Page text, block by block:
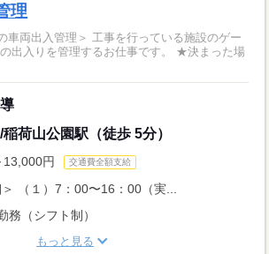
理
車両出入管理＞ 工事を行っている施設のゲー
りを管理するお仕事です。 ★決まった場
荷山公園駅（徒歩 5分）
13,000円 交通費全額支給
（１）7：00〜16：00（実...
（シフト制）
もっと見る